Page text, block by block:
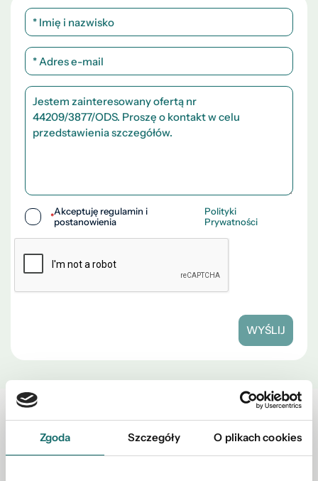
Zgoda Szczegóły O plikach cookies
*Akceptuję regulamin i
postanowienia
Polityki
Prywatności
WYŚLIJ
Zobacz również w okolicy